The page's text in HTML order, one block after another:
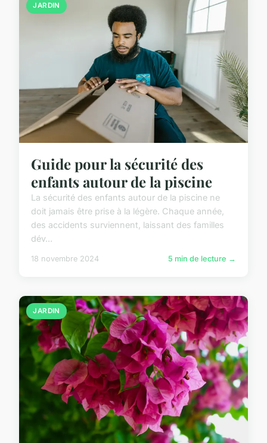
JARDIN
Guide pour la sécurité des
enfants autour de la piscine
La sécurité des enfants autour de la piscine ne
doit jamais être prise à la légère. Chaque année,
des accidents surviennent, laissant des familles
dév...
18 novembre 2024 5 min de lecture →
JARDIN